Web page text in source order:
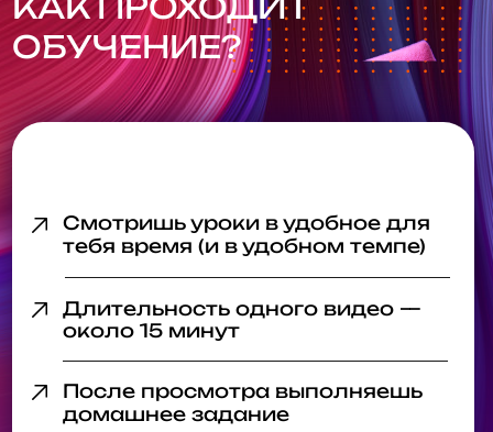
Ростех Академия, Академия РЖД,
ВШЭ, НИД, B&D, МФЮА и др
15 лет в дизайне, 10 лет
37 наград Российских и
международных рекламных
фестивалей
(«Серебряный Меркурий», Globe, «ИДЕЯ»
и др.), ТОП-100 креативщиков России
по версии АКАР